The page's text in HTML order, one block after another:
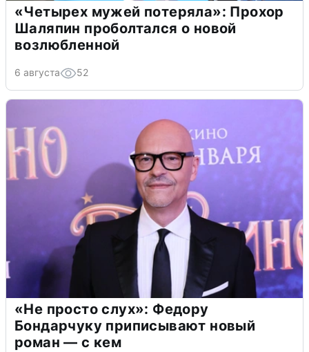
«Четырех мужей потеряла»: Прохор
Шаляпин проболтался о новой
возлюбленной
6 августа 52
«Не просто слух»: Федору
Бондарчуку приписывают новый
роман — с кем